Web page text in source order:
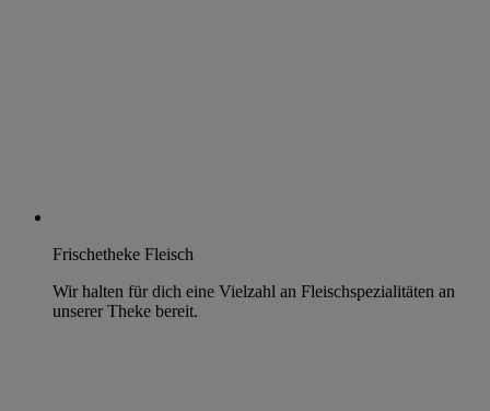
Frischetheke Fleisch
Wir halten für dich eine Vielzahl an Fleischspezialitäten an
unserer Theke bereit.